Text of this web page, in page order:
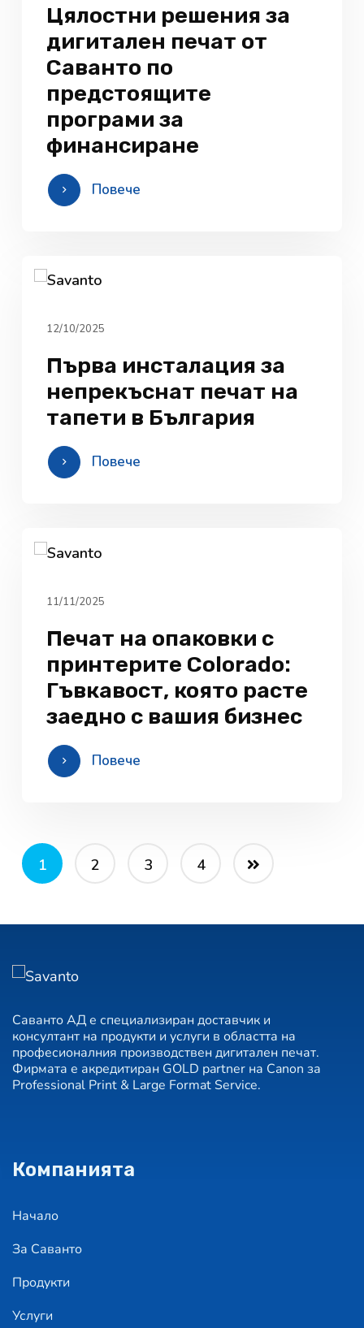
Цялостни решения за
дигитален печат от
Саванто по
предстоящите
програми за
финансиране
Повече
12/10/2025
Първа инсталация за
непрекъснат печат на
тапети в България
Повече
11/11/2025
Печат на опаковки с
принтерите Colorado:
Гъвкавост, която расте
заедно с вашия бизнес
Повече
1 2 3 4
Саванто АД е специализиран доставчик и
консултант на продукти и услуги в областта на
професионалния производствен дигитален печат.
Фирмата е акредитиран GOLD partner на Canon за
Professional Print & Large Format Service.
Компанията
Начало
За Саванто
Продукти
Услуги